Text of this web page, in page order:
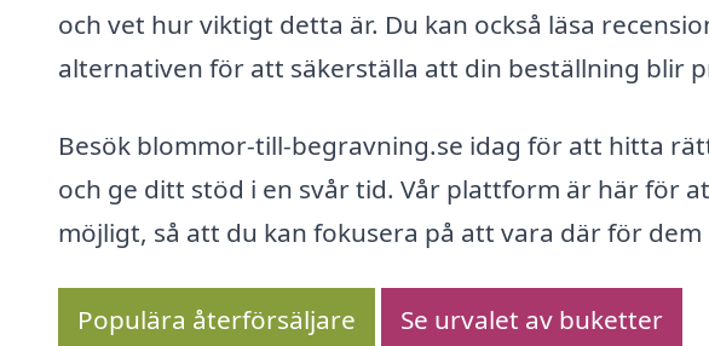
och vet hur viktigt detta är. Du kan också läsa
alternativen för att säkerställa att din beställning blir
Besök blommor-till-begravning.se idag för att hitta
och ge ditt stöd i en svår tid. Vår plattform är här för
möjligt, så att du kan fokusera på att vara där för dem
Populära återförsäljare Se urvalet av buketter